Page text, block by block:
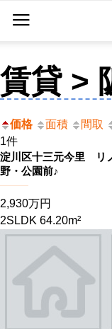
賃貸 >
価格 面積 間取
1件
淀川区十三元今里 リ
野・公園前♪
2,930万円
2SLDK 64.20m²